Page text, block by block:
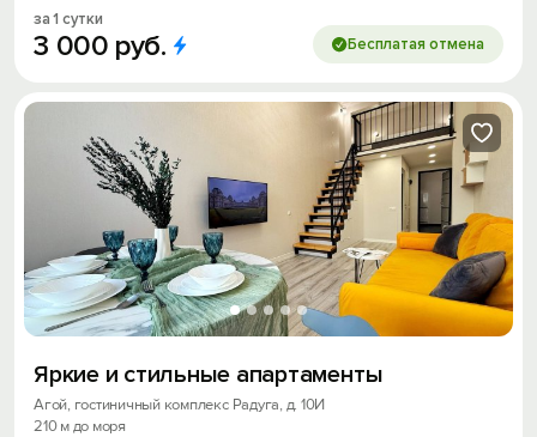
за 1 сутки
3 000 руб. Бесплатая отмена
Яркие и стильные апартаменты
Агой, гостиничный комплекс Радуга, д. 10И
210 м до моря